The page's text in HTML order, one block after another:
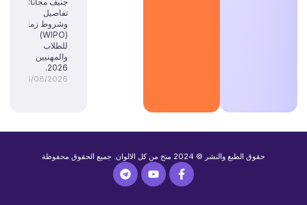
تفاصيل
وشروط زمالة
(WIPO)
للطلاب
والمهنيين
2026.
05/08/2026
حقوق الطبع والنشر © 2024 منح من كل الالوان. جميع الحقوق محفوظة